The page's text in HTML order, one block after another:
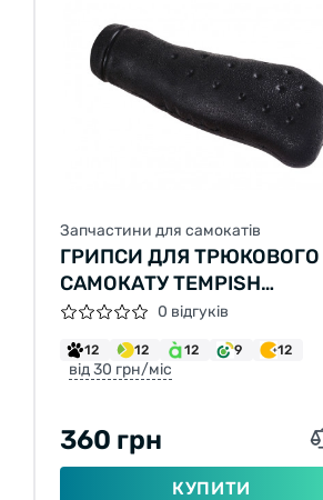
Запчастини для самокатів
ГРИПСИ ДЛЯ ТРЮКОВОГО
САМОКАТУ TEMPISH
HANDLEBARS -
0 відгуків
12 12 12 9 12
від 30 грн/міс
360 грн
КУПИТИ